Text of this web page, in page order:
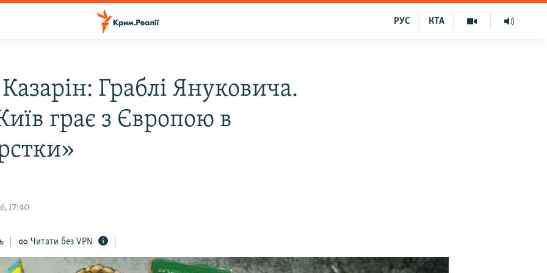
КТА
РУС
Граблі Януковича.
грає з Європою в
17:40
Читати без VPN